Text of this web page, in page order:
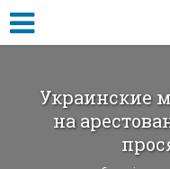
Украинские
на